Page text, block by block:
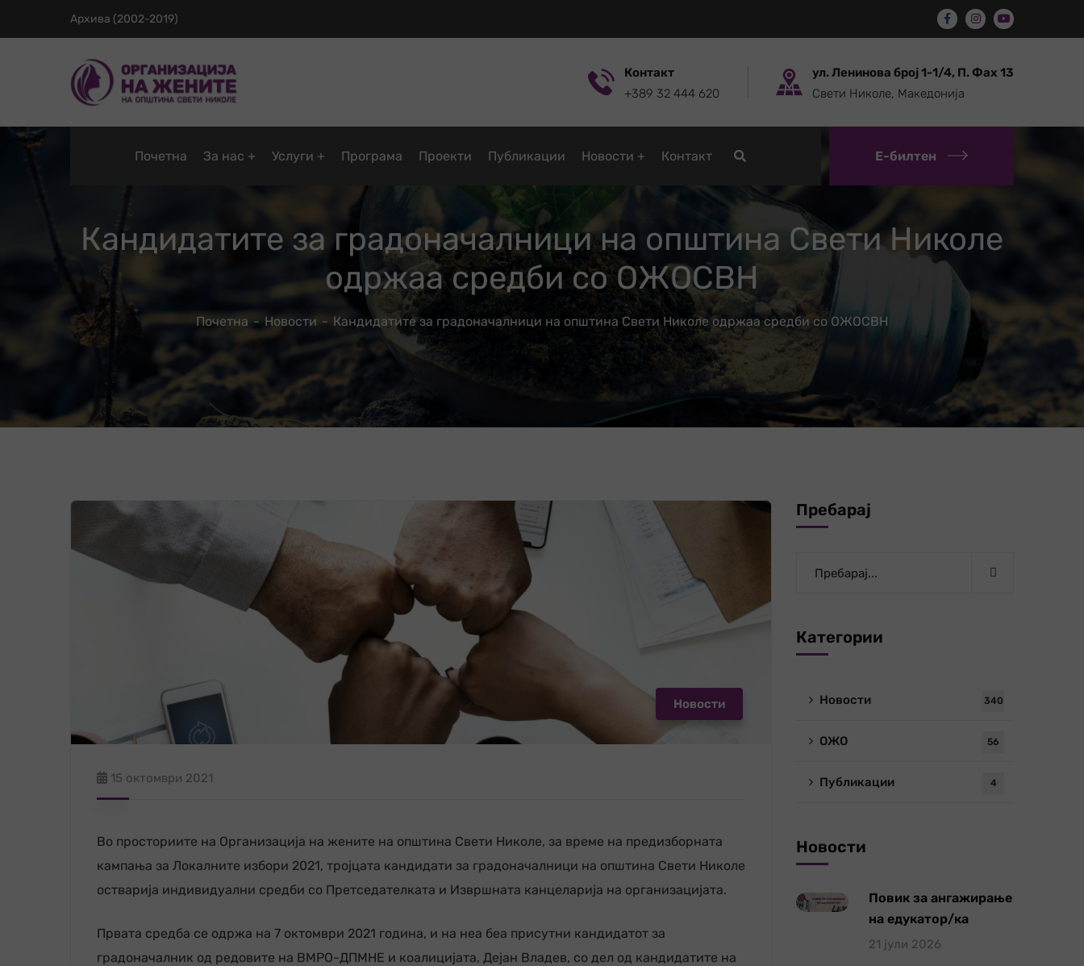
Архива (2002-2019)
Контакт
+389 32 444 620
ул. Ленинова број 1-1/4, П. Фах 13
Свети Николе, Македонија
Почетна За нас Услуги Програмa Проекти Публикации Новости Контакт Е-билтен
Кандидатите за градоначалници на општина Свети Николе
одржаа средби со ОЖОСВН
Почетна Новости Кандидатите за градоначалници на општина Свети Николе одржаа средби со ОЖОСВН
Новости
15 октомври 2021
Во просториите на Организација на жените на општина Свети Николе, за време на предизборната
кампања за Локалните избори 2021, тројцата кандидати за градоначалници на општина Свети Николе
остварија индивидуални средби со Претседателката и Извршната канцеларија на организацијата.
Првата средба се одржа на 7 октомври 2021 година, и на неа беа присутни кандидатот за
градоначалник од редовите на ВМРО-ДПМНЕ и коалицијата, Дејан Владев, со дел од кандидатите на
Пребарај
Категории
Новости 340
ОЖО 56
Публикации 4
Новости
Повик за ангажирање
на едукатор/ка
21 јули 2026